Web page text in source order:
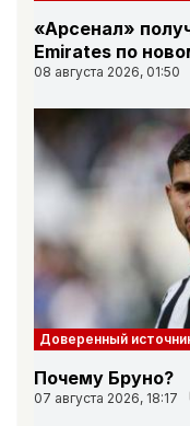
«Арсенал»
Emirates по
08 августа 2026, 01:50
Доверенный
Почему Бруно?
07 августа 2026, 18:17